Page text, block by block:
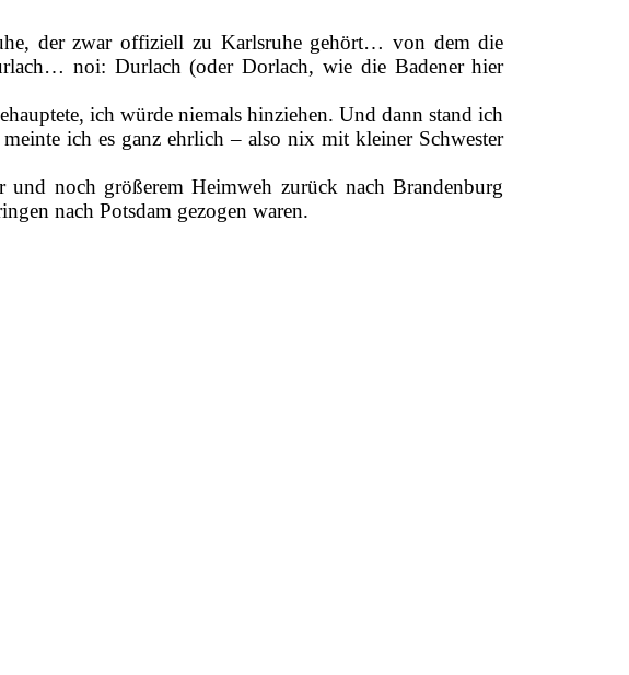
der zwar offiziell zu Karlsruhe gehört… von dem die
noi: Durlach (oder Dorlach, wie die Badener hier
ich würde niemals hinziehen. Und dann stand ich
ich es ganz ehrlich – also nix mit kleiner Schwester
und noch größerem Heimweh zurück nach Brandenburg
nach Potsdam gezogen waren.